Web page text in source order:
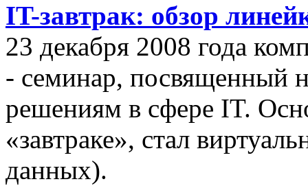
IT-завтрак: обзор
23 декабря 2008 года
- семинар, посвященный
решениям в сфере IT.
«завтраке», стал
данных).